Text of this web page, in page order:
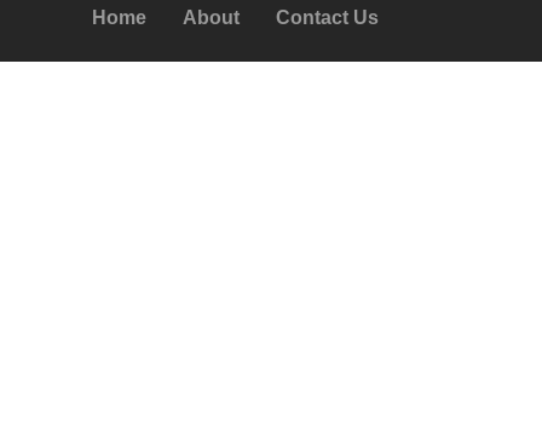
Home About Contact Us